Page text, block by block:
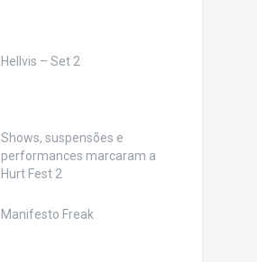
Hellvis – Set 2
Shows, suspensões e
performances marcaram a
Hurt Fest 2
Manifesto Freak